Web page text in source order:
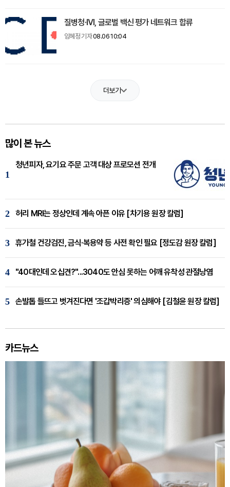
질병청·IVI, 글로벌 백신 평가 네트워크 합류
임혜정 기자08.06 10:04
더보기
많이 본 뉴스
1
청년피자, 요기요 주문 고객 대상 프로모션 전개
2 허리 MRI는 정상인데 계속 아픈 이유 [차기용 원장 칼럼]
3 휴가철 건강검진, 금식·복용약 등 사전 확인 필요 [정도감 원장 칼럼]
4 "40대인데 오십견?"...3040도 안심 못하는 어깨 유착성 관절낭염
5 손발톱 들뜨고 벗겨진다면 '조갑박리증' 의심해야 [김철윤 원장 칼럼]
카드뉴스